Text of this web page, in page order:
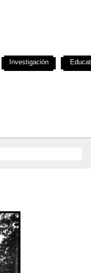
Investigación